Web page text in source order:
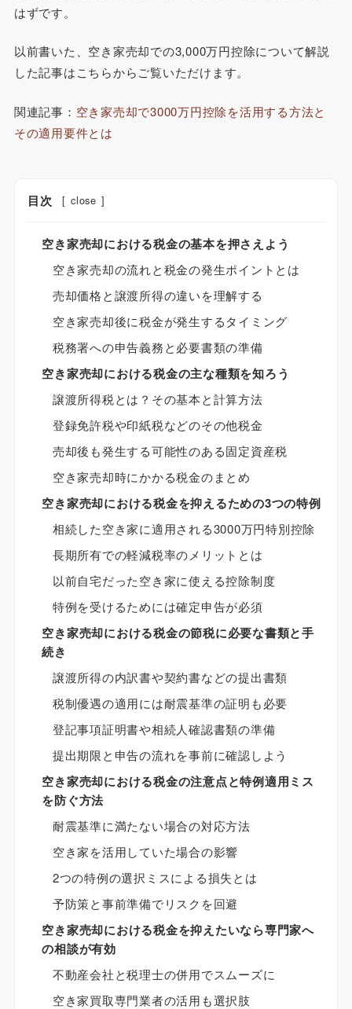
はずです。
以前書いた、空き家売却での3,000万円控除について解説
した記事はこちらからご覧いただけます。
関連記事： 空き家売却で3000万円控除を活用する方法と
その適用要件とは
目次 [ close ]
空き家売却における税金の基本を押さえよう
空き家売却の流れと税金の発生ポイントとは
売却価格と譲渡所得の違いを理解する
空き家売却後に税金が発生するタイミング
税務署への申告義務と必要書類の準備
空き家売却における税金の主な種類を知ろう
譲渡所得税とは？その基本と計算方法
登録免許税や印紙税などのその他税金
売却後も発生する可能性のある固定資産税
空き家売却時にかかる税金のまとめ
空き家売却における税金を抑えるための3つの特例
相続した空き家に適用される3000万円特別控除
長期所有での軽減税率のメリットとは
以前自宅だった空き家に使える控除制度
特例を受けるためには確定申告が必須
空き家売却における税金の節税に必要な書類と手
続き
譲渡所得の内訳書や契約書などの提出書類
税制優遇の適用には耐震基準の証明も必要
登記事項証明書や相続人確認書類の準備
提出期限と申告の流れを事前に確認しよう
空き家売却における税金の注意点と特例適用ミス
を防ぐ方法
耐震基準に満たない場合の対応方法
空き家を活用していた場合の影響
2つの特例の選択ミスによる損失とは
予防策と事前準備でリスクを回避
空き家売却における税金を抑えたいなら専門家へ
の相談が有効
不動産会社と税理士の併用でスムーズに
空き家買取専門業者の活用も選択肢